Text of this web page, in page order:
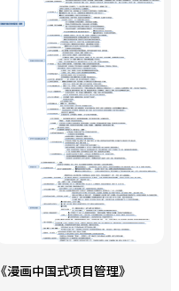
《漫画中国式项目管理》